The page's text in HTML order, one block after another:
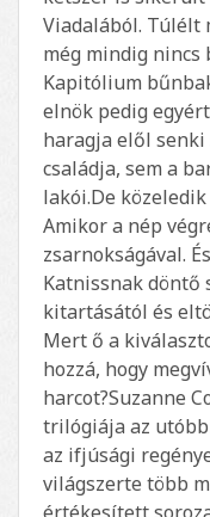
Viadalából. Túlélt
még mindig nincs
Kapitólium
elnök pedig
haragja elől senki
családja, sem a
lakói.De
Amikor a nép
zsarnokságával.
Katnissnak döntő
kitartásától és
Mert ő a
hozzá, hogy
harcot?Suzanne
trilógiája az
az ifjúsági
világszerte több